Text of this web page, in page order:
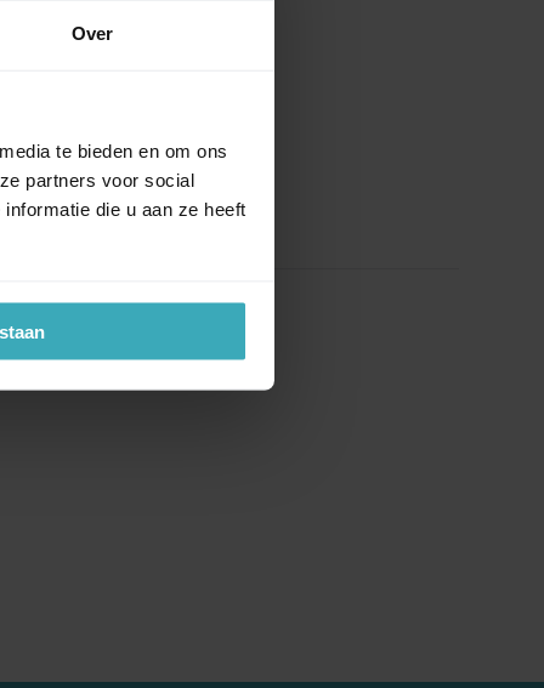
Over
te bieden en om ons
partners voor social
die u aan ze heeft